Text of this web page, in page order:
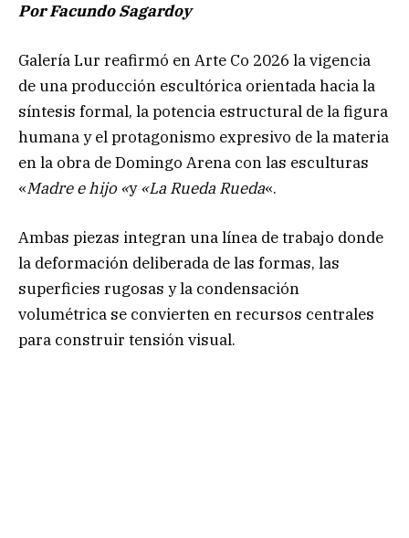
Por Facundo Sagardoy
Galería Lur reafirmó en Arte Co 2026 la vigencia
de una producción escultórica orientada hacia la
síntesis formal, la potencia estructural de la figura
humana y el protagonismo expresivo de la materia
en la obra de Domingo Arena con las esculturas
«Madre e hijo «y«La Rueda Rueda«.
Ambas piezas integran una línea de trabajo donde
la deformación deliberada de las formas, las
superficies rugosas y la condensación
volumétrica se convierten en recursos centrales
para construir tensión visual.